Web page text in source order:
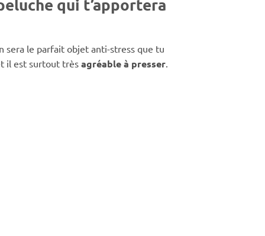
qui t’apportera
sera le parfait objet anti-stress que tu
il est surtout trèsagréable à presser